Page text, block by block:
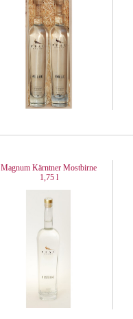
Magnum Kärntner Mostbirne
1,75 l